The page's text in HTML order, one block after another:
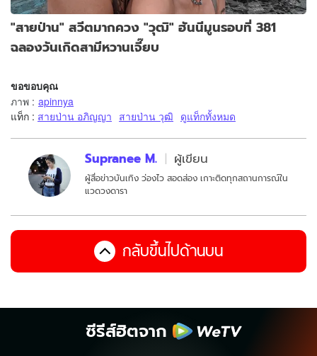
"สายป่าน" สวีตมากควง "วุฒิ" ฮันนีมูนรอบที่ 381
ฉลองวันเกิดสามีหวานเจี๊ยบ
ขอขอบคุณ
ภาพ : apinnya
แท็ก : สายป่าน อภิญญา สายป่าน วุฒิ ดูแท็กทั้งหมด
Supranee M. ผู้เขียน
ผู้สื่อข่าวบันเทิง ว่องไว สอดส่อง เกาะติดทุกสถานการณ์ใน
แวดวงดารา
กลับขึ้นไปด้านบน
ซีรีส์ฮิตจาก